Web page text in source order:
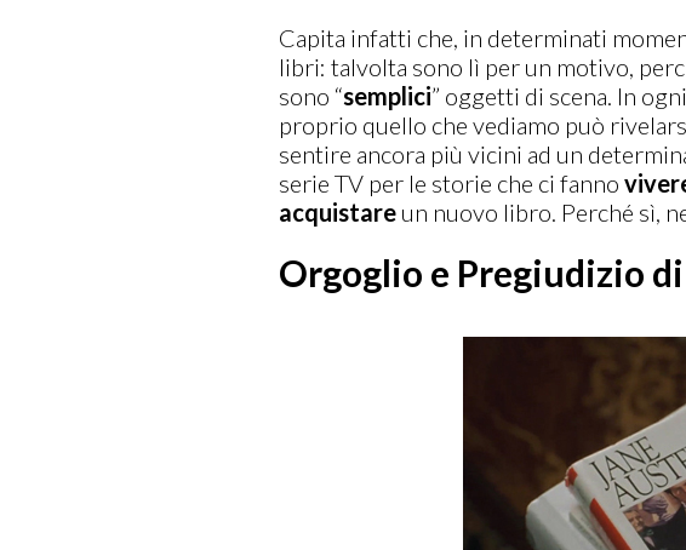
Capita infatti che, in determinati
libri: talvolta sono lì per un motivo,
sono “semplici” oggetti di scena. In
proprio quello che vediamo può
sentire ancora più vicini ad un
serie TV per le storie che ci fanno
acquistareun nuovo libro. Perché sì,
Orgoglio e Pregiudizio